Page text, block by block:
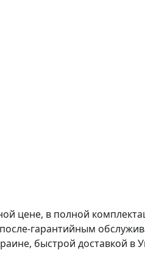
цене, в полной
гарантийным
быстрой доставкой в